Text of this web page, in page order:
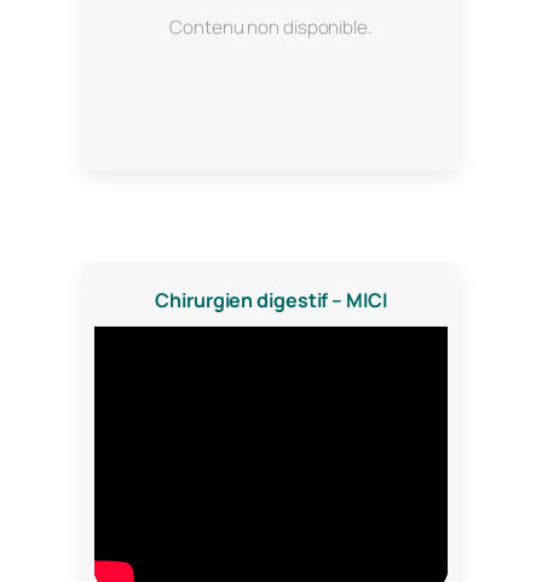
Contenu non disponible.
Chirurgien digestif – MICI